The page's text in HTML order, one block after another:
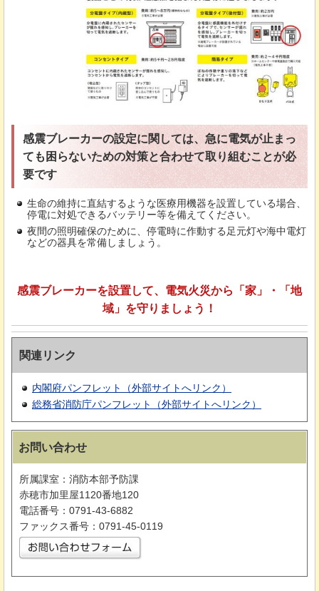
感震ブレーカーの設定に関しては、急に電気が止まっ
ても困らないための対策と合わせて取り組むことが必
要です
生命の維持に直結するような医療用機器を設置している場合、
停電に対処できるバッテリー等を備えてください。
夜間の照明確保のために、停電時に作動する足元灯や海中電灯
などの器具を常備しましょう。
感震ブレーカーを設置して、電気火災から「家」・「地
域」を守りましょう！
関連リンク
内閣府パンフレット（外部サイトへリンク）
総務省消防庁パンフレット（外部サイトへリンク）
お問い合わせ
所属課室：消防本部予防課
赤穂市加里屋1120番地120
電話番号：0791-43-6882
ファックス番号：0791-45-0119